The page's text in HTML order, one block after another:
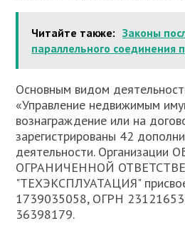
Читайте также: Законы
параллельного соединения
Основным видом
«Управление недвижимым
вознаграждение или на
зарегистрированы 42
деятельности. Организации
ОГРАНИЧЕННОЙ
"ТЕХЭКСПЛУАТАЦИЯ"
1739035058, ОГРН
36398179.